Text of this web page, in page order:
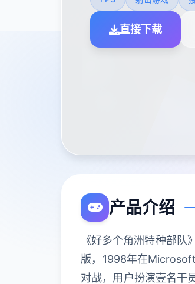
直接下载
产品介绍
《好多个角洲特种部
版，1998年在
对战，用户扮演壹名干